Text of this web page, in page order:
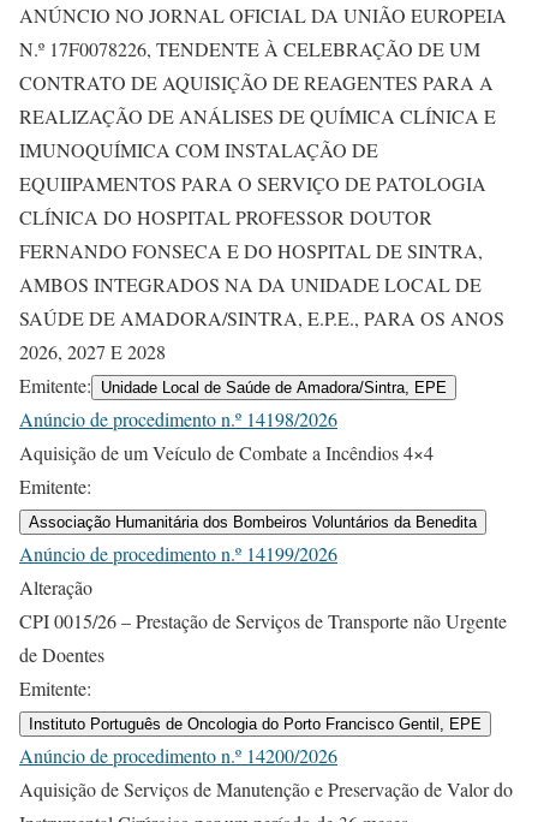
ANÚNCIO NO JORNAL OFICIAL DA UNIÃO EUROPEIA
N.º 17F0078226, TENDENTE À CELEBRAÇÃO DE UM
CONTRATO DE AQUISIÇÃO DE REAGENTES PARA A
REALIZAÇÃO DE ANÁLISES DE QUÍMICA CLÍNICA E
IMUNOQUÍMICA COM INSTALAÇÃO DE
EQUIIPAMENTOS PARA O SERVIÇO DE PATOLOGIA
CLÍNICA DO HOSPITAL PROFESSOR DOUTOR
FERNANDO FONSECA E DO HOSPITAL DE SINTRA,
AMBOS INTEGRADOS NA DA UNIDADE LOCAL DE
SAÚDE DE AMADORA/SINTRA, E.P.E., PARA OS ANOS
2026, 2027 E 2028
Emitente:
Unidade Local de Saúde de Amadora/Sintra, EPE
Anúncio de procedimento n.º 14198/2026
Aquisição de um Veículo de Combate a Incêndios 4×4
Emitente:
Associação Humanitária dos Bombeiros Voluntários da Benedita
Anúncio de procedimento n.º 14199/2026
Alteração
CPI 0015/26 – Prestação de Serviços de Transporte não Urgente
de Doentes
Emitente:
Instituto Português de Oncologia do Porto Francisco Gentil, EPE
Anúncio de procedimento n.º 14200/2026
Aquisição de Serviços de Manutenção e Preservação de Valor do